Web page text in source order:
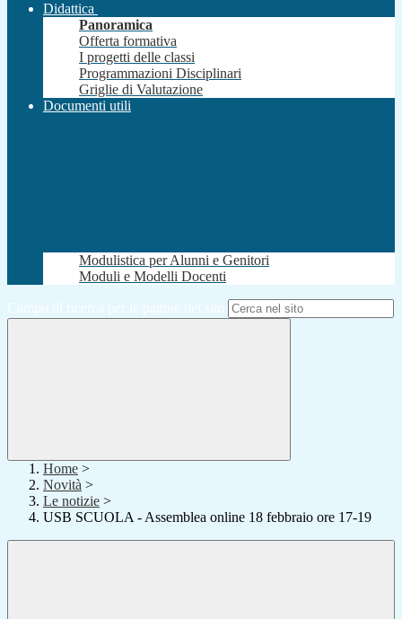
Didattica
Panoramica
Offerta formativa
I progetti delle classi
Programmazioni Disciplinari
Griglie di Valutazione
Documenti utili
Modulistica per Alunni e Genitori
Moduli e Modelli Docenti
Campo di ricerca per le pagine del sito
Home >
Novità >
Le notizie >
USB SCUOLA - Assemblea online 18 febbraio ore 17-19